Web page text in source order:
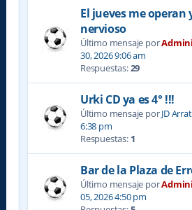
El jueves me operan
nervioso
Último mensaje por
30, 2026 9:06 am
Respuestas:29
Urki CD ya es 4° !!!
Último mensaje porJD
6:38 pm
Respuestas: 1
Bar de la Plaza de
Último mensaje por
05, 2026 4:50 pm